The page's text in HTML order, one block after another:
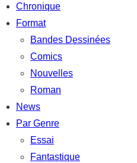
Chronique
Format
Bandes Dessinées
Comics
Nouvelles
Roman
News
Par Genre
Essai
Fantastique